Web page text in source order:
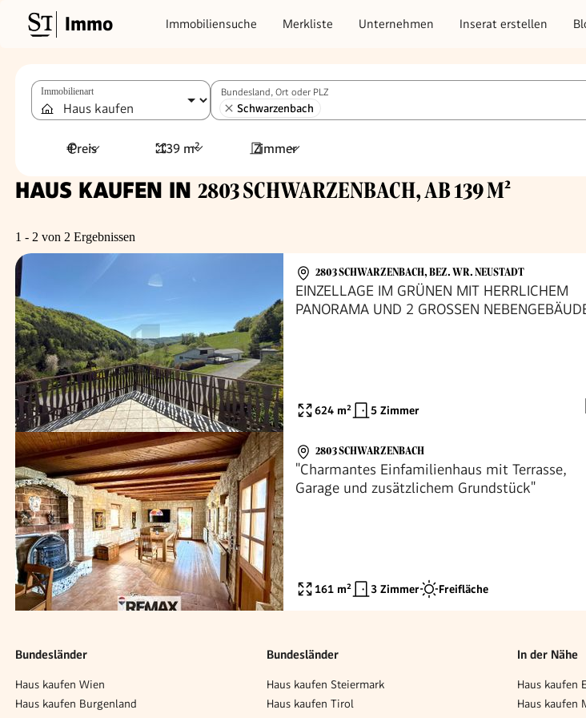
Immo Immobiliensuche Merkliste Unternehmen Inserat erstellen
Immobilienart Bundesland, Ort oder PLZ
Schwarzenbach
Preis 139 m² Zimmer
HAUS KAUFEN IN 2803 SCHWARZENBACH, AB 139 M²
1 - 2 von 2 Ergebnissen
2803 SCHWARZENBACH, BEZ. WR. NEUSTADT
EINZELLAGE IM GRÜNEN MIT HERRLICHEM
PANORAMA UND 2 GROSSEN
624 m² 5 Zimmer
2803 SCHWARZENBACH
"Charmantes Einfamilienhaus mit Terrasse,
Garage und zusätzlichem Grundstück"
161 m² 3 Zimmer Freifläche
Bundesländer
Haus kaufen Wien
Haus kaufen Burgenland
Bundesländer
Haus kaufen Steiermark
Haus kaufen Tirol
In der Nähe
Haus kaufen
Haus kaufen